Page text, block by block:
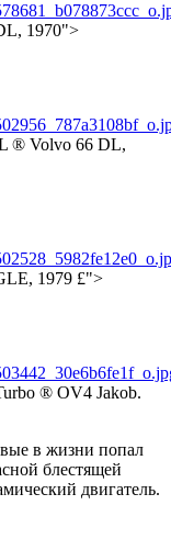
1970">
® Volvo 66 DL,
1979 £">
® OV4 Jakob.
в жизни попал
блестящей
двигатель.